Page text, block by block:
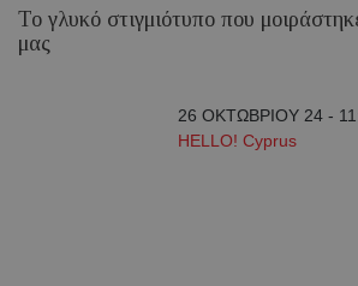
Το γλυκό στιγμιότυπο που
μας
26 ΟΚΤΩΒΡΙΟΥ 24 -
HELLO! Cyprus